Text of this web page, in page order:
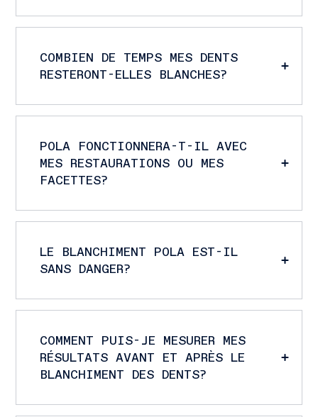
COMBIEN DE TEMPS MES DENTS
RESTERONT-ELLES BLANCHES?
POLA FONCTIONNERA-T-IL AVEC
MES RESTAURATIONS OU MES
FACETTES?
LE BLANCHIMENT POLA EST-IL
SANS DANGER?
COMMENT PUIS-JE MESURER MES
RÉSULTATS AVANT ET APRÈS LE
BLANCHIMENT DES DENTS?